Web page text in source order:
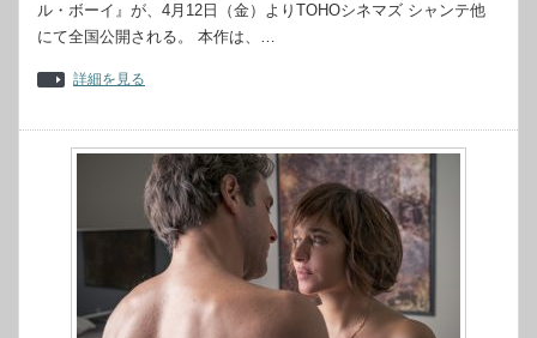
ル・ボーイ』が、4月12日（金）よりTOHOシネマズ シャンテ他
にて全国公開される。 本作は、…
詳細を見る